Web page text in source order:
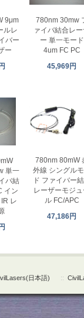
9μm
ルレ
バー
ー
780nm 30mw
ァイバ結合レ
ー 単一モード
4um FC PC
45,969円
単一
バ結
イン
レ
780nm 80mW
外線 シングル
ド ファイバー
レーザーモジュ
ル FC/APC
47,186円
日本語) ::